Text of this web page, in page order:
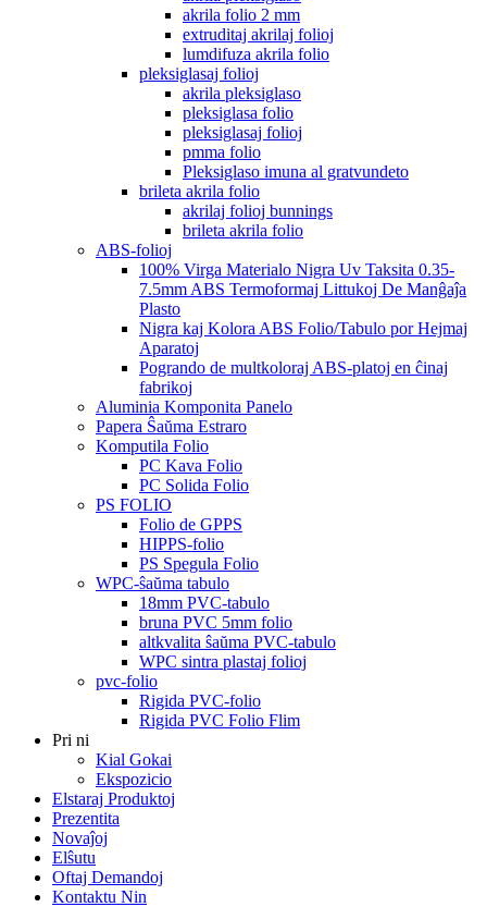
akrila folio 2 mm
extruditaj akrilaj folioj
lumdifuza akrila folio
pleksiglasaj folioj
akrila pleksiglaso
pleksiglasa folio
pleksiglasaj folioj
pmma folio
Pleksiglaso imuna al gratvundeto
brileta akrila folio
akrilaj folioj bunnings
brileta akrila folio
ABS-folioj
100% Virga Materialo Nigra Uv Taksita 0.35-
7.5mm ABS Termoformaj Littukoj De Manĝaĵa
Plasto
Nigra kaj Kolora ABS Folio/Tabulo por Hejmaj
Aparatoj
Pogrando de multkoloraj ABS-platoj en ĉinaj
fabrikoj
Aluminia Komponita Panelo
Papera Ŝaŭma Estraro
Komputila Folio
PC Kava Folio
PC Solida Folio
PS FOLIO
Folio de GPPS
HIPPS-folio
PS Spegula Folio
WPC-ŝaŭma tabulo
18mm PVC-tabulo
bruna PVC 5mm folio
altkvalita ŝaŭma PVC-tabulo
WPC sintra plastaj folioj
pvc-folio
Rigida PVC-folio
Rigida PVC Folio Flim
Pri ni
Kial Gokai
Ekspozicio
Elstaraj Produktoj
Prezentita
Novaĵoj
Elŝutu
Oftaj Demandoj
Kontaktu Nin